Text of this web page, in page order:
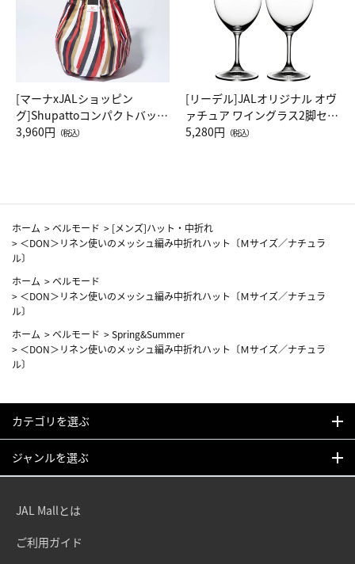
[マーナxJALショッピン
グ]Shupattoコンパクトバッグ
Drop JAL客室乗務員（LC）ス
3,960円 （税込）
[リーデル]JALオリジナル オヴ
ァチュア ワイングラス2脚セッ
ト（レッドワイン）
5,280円 （税込）
ホーム >ベルモード > [メンズ]ハット・中折れ
> ＜DON＞リネン使いのメッシュ編み中折れハット〔Ｍサイズ／ナチュラ
ル〕
ホーム >ベルモード
> ＜DON＞リネン使いのメッシュ編み中折れハット〔Ｍサイズ／ナチュラ
ル〕
ホーム >ベルモード >Spring&Summer
> ＜DON＞リネン使いのメッシュ編み中折れハット〔Ｍサイズ／ナチュラ
ル〕
カテゴリを選ぶ
ジャンルを選ぶ
JAL Mallとは
ご利用ガイド